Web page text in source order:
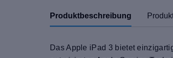
Produktbeschreibung
Das Apple iPad 3 bietet